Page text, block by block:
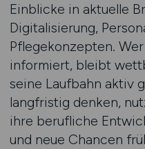
Einblicke in aktuelle
Digitalisierung,
Pflegekonzepten.
informiert, bleibt
seine Laufbahn aktiv
langfristig denken,
ihre berufliche
und neue Chancen